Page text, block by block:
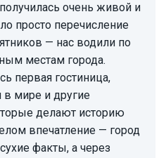
просто перечисление
— нас водили по
местам города.
первая гостиница,
в мире и другие
делают историю
впечатление — город
факты, а через